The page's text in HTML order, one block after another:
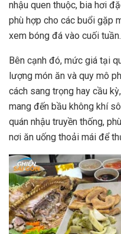
nhậu quen thuộc, bia hơi
phù hợp cho các buổi gặp
xem bóng đá vào cuối tuần.
Bên cạnh đó, mức giá tại
lượng món ăn và quy mô
cách sang trọng hay cầu
mang đến bầu không khí
quán nhậu truyền thống,
nơi ăn uống thoải mái để